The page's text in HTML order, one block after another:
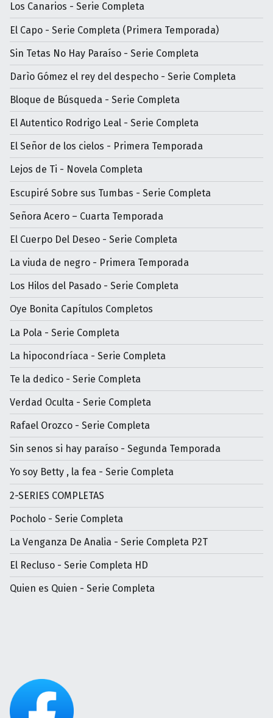
Los Canarios - Serie Completa
El Capo - Serie Completa (Primera Temporada)
Sin Tetas No Hay Paraíso - Serie Completa
Darìo Gómez el rey del despecho - Serie Completa
Bloque de Búsqueda - Serie Completa
El Autentico Rodrigo Leal - Serie Completa
El Señor de los cielos - Primera Temporada
Lejos de Ti - Novela Completa
Escupiré Sobre sus Tumbas - Serie Completa
Señora Acero – Cuarta Temporada
El Cuerpo Del Deseo - Serie Completa
La viuda de negro - Primera Temporada
Los Hilos del Pasado - Serie Completa
Oye Bonita Capítulos Completos
La Pola - Serie Completa
La hipocondríaca - Serie Completa
Te la dedico - Serie Completa
Verdad Oculta - Serie Completa
Rafael Orozco - Serie Completa
Sin senos si hay paraíso - Segunda Temporada
Yo soy Betty , la fea - Serie Completa
2-SERIES COMPLETAS
Pocholo - Serie Completa
La Venganza De Analia - Serie Completa P2T
El Recluso - Serie Completa HD
Quien es Quien - Serie Completa